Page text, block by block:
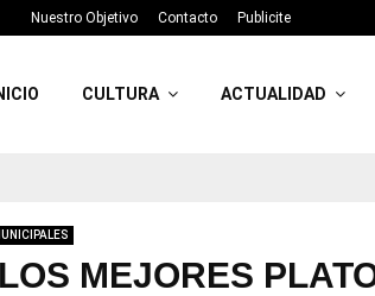
Nuestro Objetivo Contacto Publicite
CULTURA ACTUALIDAD
MEJORES